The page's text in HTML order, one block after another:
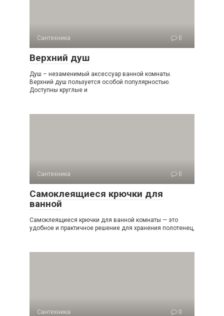
Сантехника 0
Верхний душ
Душ – незаменимый аксессуар ванной комнаты.
Верхний душ пользуется особой популярностью.
Доступны круглые и
Сантехника 0
Самоклеящиеся крючки для
ванной
Самоклеящиеся крючки для ванной комнаты — это
удобное и практичное решение для хранения полотенец,
Сантехника 0